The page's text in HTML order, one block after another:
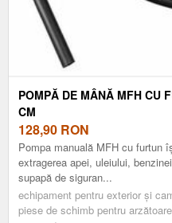
POMPĂ DE MÂNĂ MFH CU
CM
128,90 RON
Pompa manuală MFH cu furtun
extragerea apei, uleiului,
supapă de siguran...
echipament pentru exterior și
piese de schimb pentru